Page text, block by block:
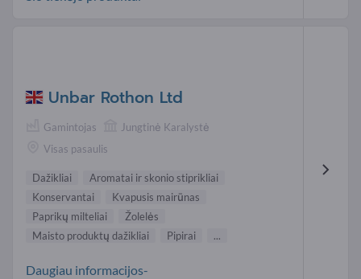
Unbar Rothon Ltd
Gamintojas
Jungtinė Karalystė
Visas pasaulis
Dažikliai
Aromatai ir skonio stiprikliai
Konservantai
Kvapusis mairūnas
Paprikų milteliai
Žolelės
Maisto produktų dažikliai
Pipirai ...
Daugiau informacijos-